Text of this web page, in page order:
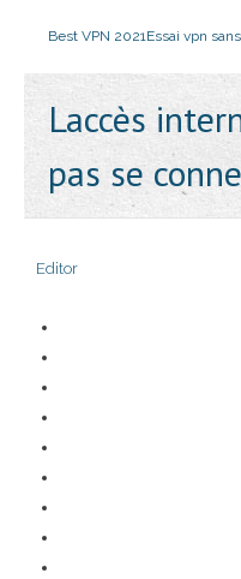
Best VPN 2021Essai vpn
Laccès
pas se
Editor